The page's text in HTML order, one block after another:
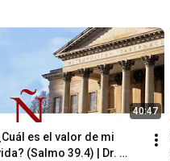
40:47
es el valor de mi
(Salmo 39.4) | Dr.